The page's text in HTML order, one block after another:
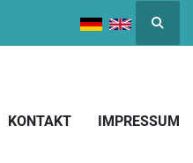
Suche
KONTAKT IMPRESSUM